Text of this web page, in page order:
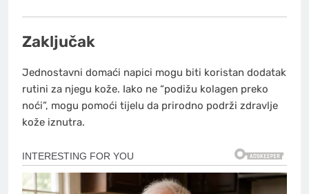
Zaključak
Jednostavni domaći napici mogu biti koristan dodatak
rutini za njegu kože. Iako ne “podižu kolagen preko
noći”, mogu pomoći tijelu da prirodno podrži zdravlje
kože iznutra.